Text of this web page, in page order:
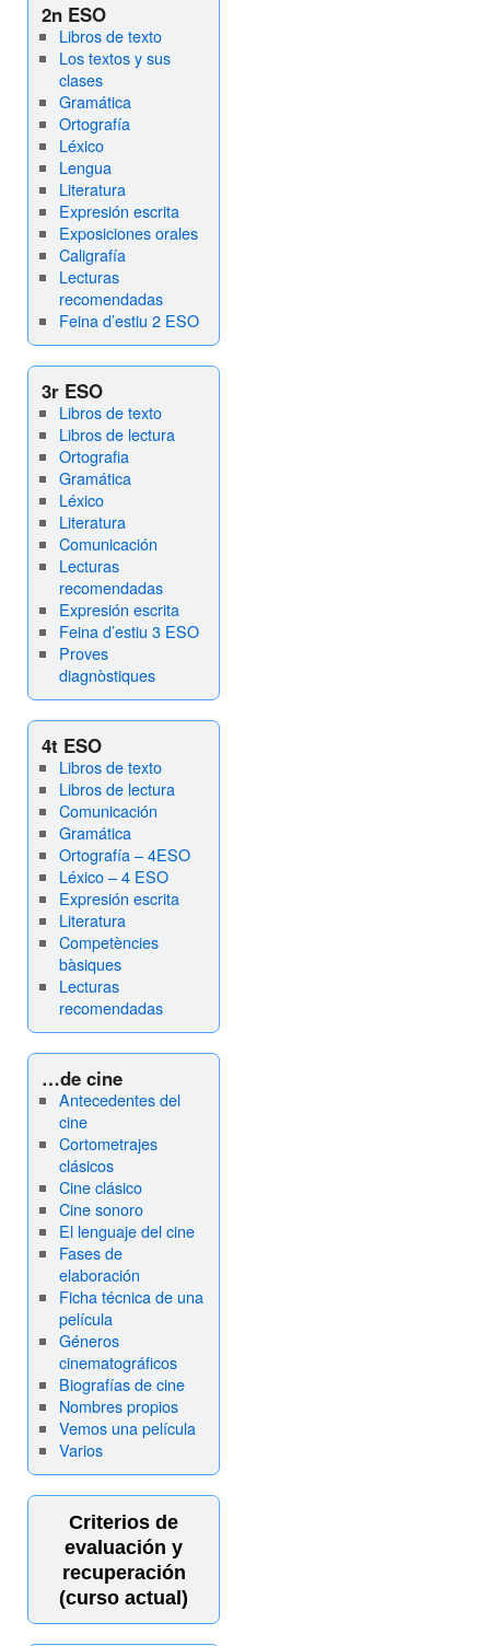
2n ESO
Libros de texto
Los textos y sus
clases
Gramática
Ortografía
Léxico
Lengua
Literatura
Expresión escrita
Exposiciones orales
Caligrafía
Lecturas
recomendadas
Feina d’estiu 2 ESO
3r ESO
Libros de texto
Libros de lectura
Ortografia
Gramática
Léxico
Literatura
Comunicación
Lecturas
recomendadas
Expresión escrita
Feina d’estiu 3 ESO
Proves
diagnòstiques
4t ESO
Libros de texto
Libros de lectura
Comunicación
Gramática
Ortografía – 4ESO
Léxico – 4 ESO
Expresión escrita
Literatura
Competències
bàsiques
Lecturas
recomendadas
…de cine
Antecedentes del
cine
Cortometrajes
clásicos
Cine clásico
Cine sonoro
El lenguaje del cine
Fases de
elaboración
Ficha técnica de una
película
Géneros
cinematográficos
Biografías de cine
Nombres propios
Vemos una película
Varios
Criterios de
evaluación y
recuperación
(curso actual)